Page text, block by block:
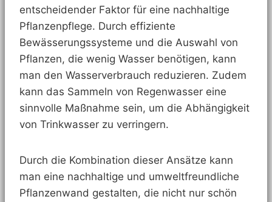
entscheidender Faktor für eine nachhaltige
Pflanzenpflege. Durch effiziente
Bewässerungssysteme und die Auswahl von
Pflanzen, die wenig Wasser benötigen, kann
man den Wasserverbrauch reduzieren. Zudem
kann das Sammeln von Regenwasser eine
sinnvolle Maßnahme sein, um die Abhängigkeit
von Trinkwasser zu verringern.
Durch die Kombination dieser Ansätze kann
man eine nachhaltige und umweltfreundliche
Pflanzenwand gestalten, die nicht nur schön